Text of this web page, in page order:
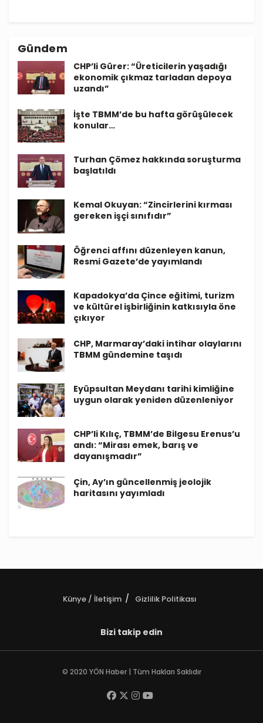
Gündem
CHP’li Gürer: “Üreticilerin yaşadığı
ekonomik çıkmaz tarladan depoya
uzandı”
İşte TBMM’de bu hafta görüşülecek
konular…
Turhan Çömez hakkında soruşturma
başlatıldı
Kemal Okuyan: “Zincirlerini kırması
gereken işçi sınıfıdır”
Öğrenci affını düzenleyen kanun,
Resmi Gazete’de yayımlandı
Kapadokya’da Çince eğitimi, turizm
ve kültürel işbirliğinin katkısıyla öne
çıkıyor
CHP, Marmaray’daki intihar olaylarını
TBMM gündemine taşıdı
Eyüpsultan Meydanı tarihi kimliğine
uygun olarak yeniden düzenleniyor
CHP’li Kılıç, TBMM’de Bilgesu Erenus’u
andı: “Mirası emek, barış ve
dayanışmadır”
Çin, Ay’ın güncellenmiş jeolojik
haritasını yayımladı
Künye / İletişim Gizlilik Politikası
Bizi takip edin
© 2020 YÖN Haber | Tüm Hakları Saklıdır